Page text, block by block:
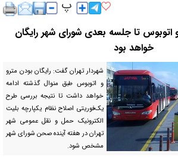
اتوبوس تا جلسه بعدی شورای شهر رایگان
خواهد بود
شهردار تهران گفت: رایگان بودن مترو
و اتوبوس طبق منوال گذشته ادامه
خواهد داشت تا نتیجه بررسی طرح
یک‌فوریتی اصلاح نظام یکپارچه بلیت
الکترونیک حمل و نقل عمومی شهر
تهران در هفته آینده صحن شورای شهر
مشخص شود.